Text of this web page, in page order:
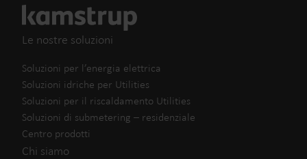
Le nostre soluzioni
Soluzioni per l’energia elettrica
Soluzioni idriche per Utilities
Soluzioni per il riscaldamento Utilities
Soluzioni di submetering – residenziale
Centro prodotti
Chi siamo